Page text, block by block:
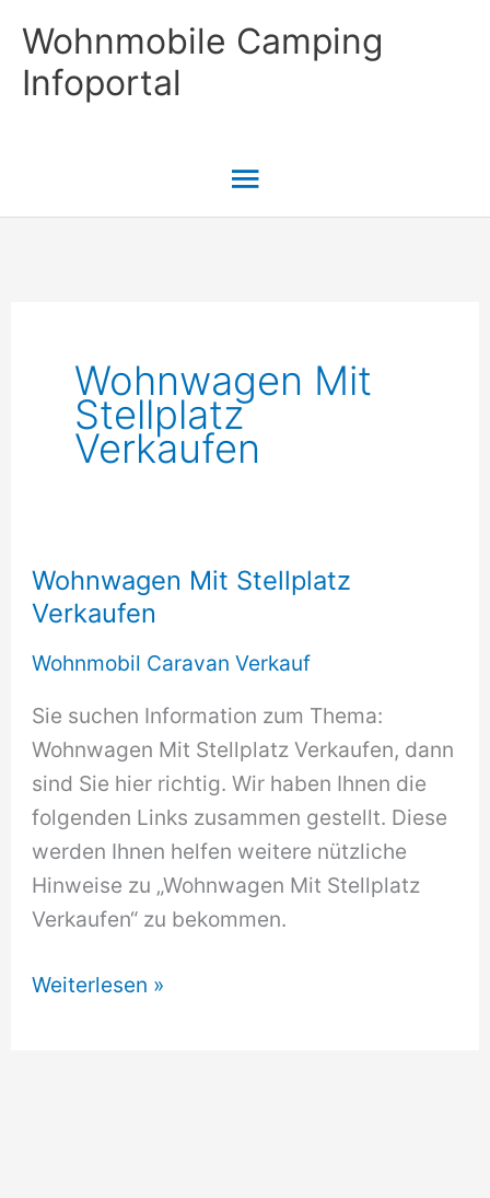
Inhalt
springen
Wohnmobile Camping
Infoportal
Hauptmenü
Wohnwagen Mit
Stellplatz
Verkaufen
Wohnwagen Mit Stellplatz
Verkaufen
Wohnmobil Caravan Verkauf
Sie suchen Information zum Thema:
Wohnwagen Mit Stellplatz Verkaufen, dann
sind Sie hier richtig. Wir haben Ihnen die
folgenden Links zusammen gestellt. Diese
werden Ihnen helfen weitere nützliche
Hinweise zu „Wohnwagen Mit Stellplatz
Verkaufen“ zu bekommen.
Wohnwagen
Weiterlesen »